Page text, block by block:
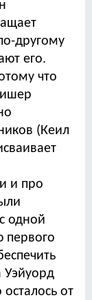
другому
его.
что
(Кеил
и про
одной
первого
Уэйуорд
от